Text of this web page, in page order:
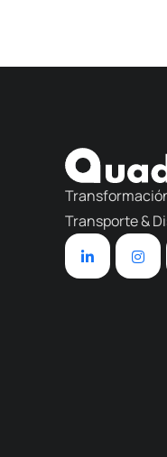
Transporte &